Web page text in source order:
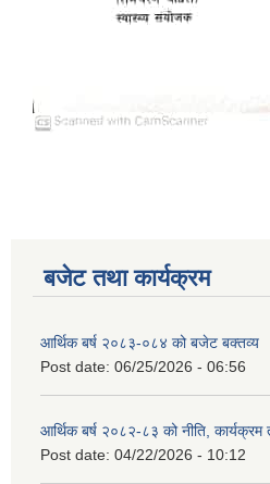
बजेट तथा कार्यक्रम
आर्थिक बर्ष २०८३-०८४ को बजेट बक्तव्य
Post date: 06/25/2026 - 06:56
आर्थिक बर्ष २०८२-८३ को नीति,
Post date: 04/22/2026 - 10:12